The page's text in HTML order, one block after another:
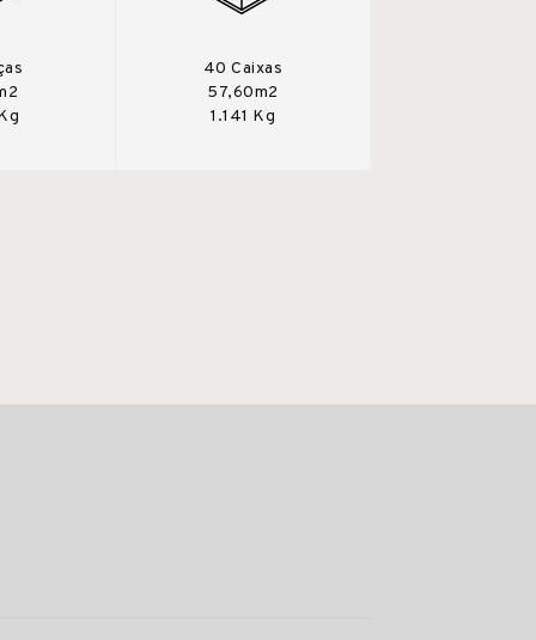
40 Caixas
57,60m2
1.141 Kg